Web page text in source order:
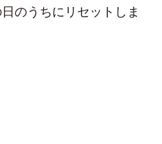
のうちにリセットしま